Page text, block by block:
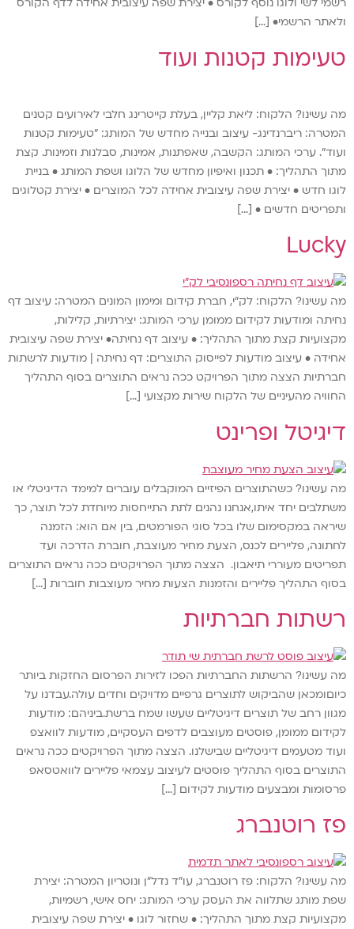
רשמי לשי ולוגו נוסף לקורס • יצירת שפה עיצובית אחידה לדף הקורס
ולאתר הרשמי• […]
טעימות קטנות ועוד
מה עשינו? הלקוח: ליאת קליין, בעלת קייטרינג חלבי לאירועים קטנים
המטרה: ריברנדינג- עיצוב ובנייה מחדש של המותג: "טעימות קטנות
ועוד". ערכי המותג: הקשבה, שאפתנות, אמינות, סבלנות וזמינות. קצת
מתוך התהליך: • תכנון ואיפיון מחדש של הלוגו ושפת המותג • בניית
לוגו חדש • יצירת שפה עיצובית אחידה לכל המוצרים • יצירת קטלוגים
ותפריטים חדשים • […]
Lucky
מה עשינו? הלקוח: לק"י, חברת קידום ומימון המונים המטרה: עיצוב דף
נחיתה ומודעות לקידום ממומן ערכי המותג: יצירתיות, קלילות,
מקצועיות קצת מתוך התהליך: • עיצוב דף נחיתה• יצירת שפה עיצובית
אחידה • עיצוב מודעות לפייסוק התוצרים: דף נחיתה | מודעות לרשתות
חברתיות הצצה מתוך הפרויקט ככה נראים התוצרים בסוף התהליך
החוויה מהעיניים של הלקוח שירות מקצועי […]
דיגיטל ופרינט
מה עשינו? כשהתוצרים הפיזיים המוקבלים עוברים למימד הדיגיטלי או
משתלבים יחד איתו,אנחנו נהנים לתת התייחסות מיוחדת לכל תוצר, כך
שיראה במקסימום שלו בכל סוגי הפורמטים, בין אם הוא: הזמנה
לחתונה, פליירים לכנס, הצעת מחיר מעוצבת, חוברת הדרכה ועד
תפריטים מעוררי תיאבון. הצצה מתוך הפרויקטים ככה נראים התוצרים
בסוף התהליך פליירים והזמנות הצעות מחיר מעוצבות חוברות […]
רשתות חברתיות
מה עשינו? הרשתות החברתיות הפכו לזירות הפרסום החזקות ביותר
כיוםומכאן שהביקוש לתוצרים גרפיים מדויקים וחדים עולה.עבדנו על
מגוון רחב של תוצרים דיגיטליים שעשו שמח ברשת.ביניהם: מודעות
לקידום ממומן, פוסטים מעוצבים לדפים העסקיים, מודעות לוואצפ
ועוד מטעמים דיגיטליים שבישלנו. הצצה מתוך הפרויקטים ככה נראים
התוצרים בסוף התהליך פוסטים לעיצוב עצמאי פליירים לוואטסאפ
פרסומות ומבצעים מודעות לקידום […]
פז רוטנברג
מה עשינו? הלקוח: פז רוטנברג, עו"ד נדל"ן ונוטריון המטרה: יצירת
שפת מותג שתלווה את העסק ערכי המותג: יחס אישי, רשמיות,
מקצועיות קצת מתוך התהליך: • שחזור לוגו • יצירת שפה עיצובית